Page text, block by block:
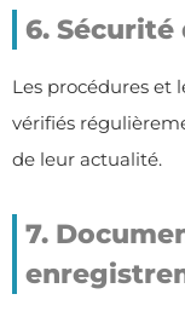
6. Sécurité
Les procédures et
vérifiés
de leur actualité.
7.